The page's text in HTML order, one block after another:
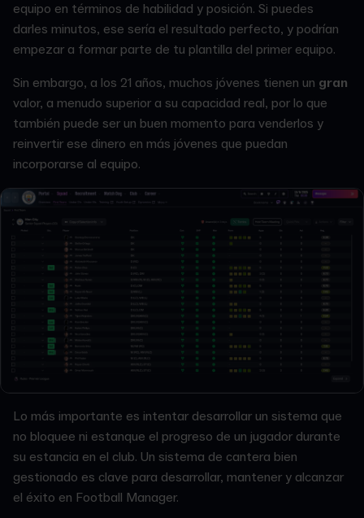
equipo en términos de habilidad y posición. Si puedes
darles minutos, ese sería el resultado perfecto, y podrían
empezar a formar parte de tu plantilla del primer equipo.
Sin embargo, a los 21 años, muchos jóvenes tienen un gran
valor, a menudo superior a su capacidad real, por lo que
también puede ser un buen momento para venderlos y
reinvertir ese dinero en más jóvenes que puedan
incorporarse al equipo.
Lo más importante es intentar desarrollar un sistema que
no bloquee ni estanque el progreso de un jugador durante
su estancia en el club. Un sistema de cantera bien
gestionado es clave para desarrollar, mantener y alcanzar
el éxito en Football Manager.